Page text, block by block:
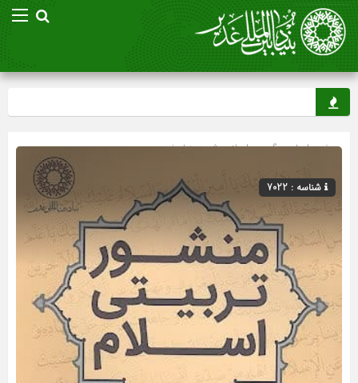
صفحه اصلی» گروه »اسلاید شو»بنیاد غدیر
شناسه : 7022